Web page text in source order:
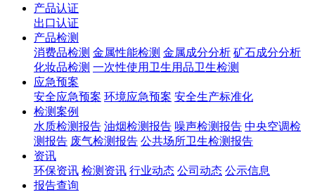
产品认证
出口认证
产品检测
消费品检测 金属性能检测 金属成分分析 矿石成分分析
化妆品检测 一次性使用卫生用品卫生检测
应急预案
安全应急预案 环境应急预案 安全生产标准化
检测案例
水质检测报告 油烟检测报告 噪声检测报告 中央空调检
测报告 废气检测报告 公共场所卫生检测报告
资讯
环保资讯 检测资讯 行业动态 公司动态 公示信息
报告查询